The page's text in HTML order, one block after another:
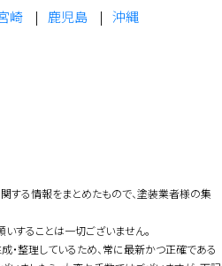
崎 鹿児島 沖縄
する情報をまとめたもので、塗装業者様の集
することは一切ございません。
・整理しているため、常に最新かつ正確である